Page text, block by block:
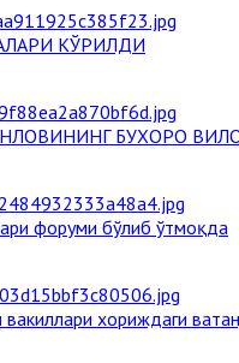
КЎРИЛДИ
БУХОРО
форуми бўлиб ўтмоқда
хориждаги